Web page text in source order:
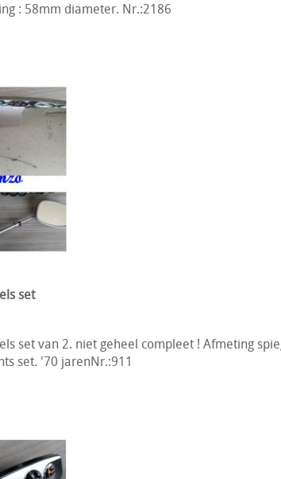
: 58mm diameter. Nr.:2186
set
set van 2. niet geheel compleet ! Afmeting
set. '70 jarenNr.:911